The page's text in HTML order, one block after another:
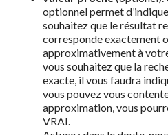
optionnel permet
souhaitez que le résultat
corresponde exactement
approximativement à
vous souhaitez que la
exacte, il vous faudra
vous pouvez vous
approximation, vous
VRAI.